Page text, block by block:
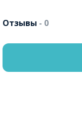
Отзывы - 0